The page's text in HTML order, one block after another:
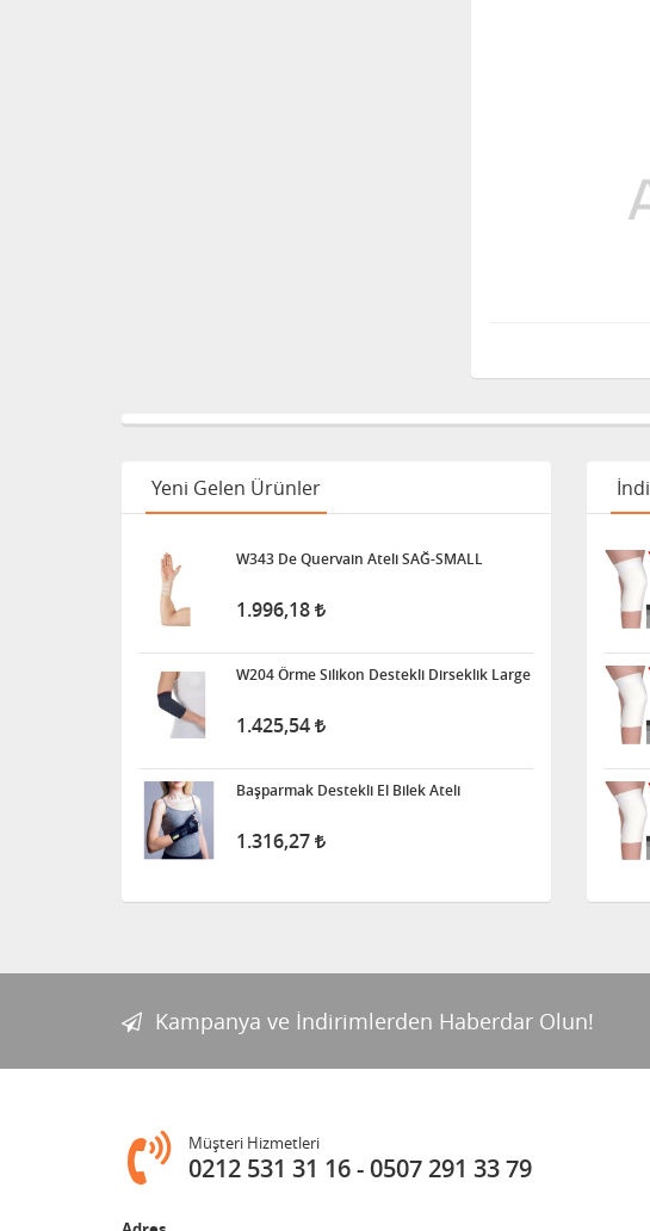
Yeni Gelen Ürünler
W343 De Quervain Ateli SAĞ-SMALL
1.996,18
W204 Örme Silikon Destekli Dirseklik Large
1.425,54
Başparmak Destekli El Bilek Ateli
1.316,27
Kampanya ve İndirimlerden Haberdar Olun!
Müşteri Hizmetleri
0212 531 31 16 0507 291 33 79